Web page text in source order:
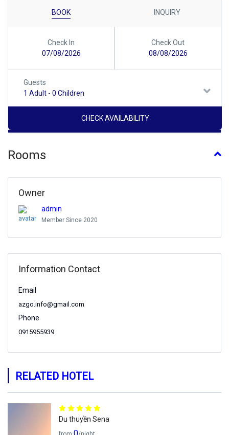
BOOK INQUIRY
Check In
07/08/2026
Check Out
08/08/2026
Guests
1 Adult - 0 Children
Rooms
Owner
admin
Member Since 2020
Information Contact
Email
azgo.info@gmail.com
Phone
0915955939
RELATED HOTEL
Du thuyền Sena